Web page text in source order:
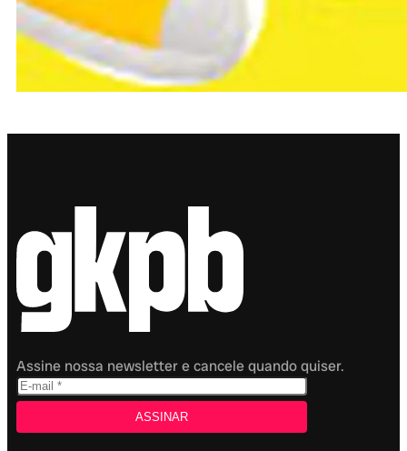
Assine nossa newsletter e cancele quando quiser.